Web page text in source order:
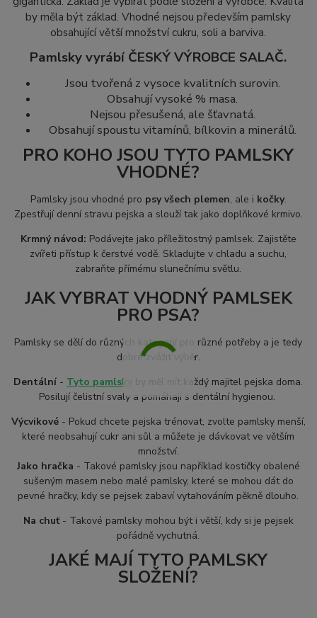
by měla být základ.Vhodné nejsou především pamlsky
obsahující větší množství cukru, soli a barviva.
Pamlsky vyrábí ČESKÝ VÝROBCE SALAČ.
Jsou tvořená z vysoce kvalitních surovin.
Obsahují vysoké % masa.
Nejsou přesušená, ale šťavnatá.
Obsahují spoustu vitamínů, bílkovin a minerálů.
PRO KOHO JSOU TYTO PAMLSKY
VHODNÉ?
Pamlsky jsou vhodné pro psy všech plemen, ale i kočky.
Zpestřují denní stravu pejska a slouží tak jako doplňkové krmivo.
Krmný návod: Podávejte jako příležitostný pamlsek. Zajistěte
zvířeti přístup k čerstvé vodě. Skladujte v chladu a suchu,
zabraňte přímému slunečnímu světlu.
JAK VYBRAT VHODNÝ PAMLSEK
PRO PSA?
Pamlsky se dělí do různých kategorií pro různé potřeby a je tedy
dobré zvážit výběr.
Dentální - Tyto pamlsky
by měl mít každý majitel pejska doma.
Posilují čelistní svaly a pomáhají s dentální hygienou.
Výcvikové - Pokud chcete pejska trénovat, zvolte pamlsky menší,
které neobsahují cukr ani sůl a můžete je dávkovat ve větším
množství.
Jako hračka - Takové pamlsky jsou například kostičky obalené
sušeným masem nebo malé pamlsky, které se mohou dát do
pevné hračky, kdy se pejsek zabaví vytahováním pěkně dlouho.
Na chuť- Takové pamlsky mohou být i větší, kdy si je pejsek
pořádně vychutná.
JAKÉ MAJÍ TYTO PAMLSKY
SLOŽENÍ?